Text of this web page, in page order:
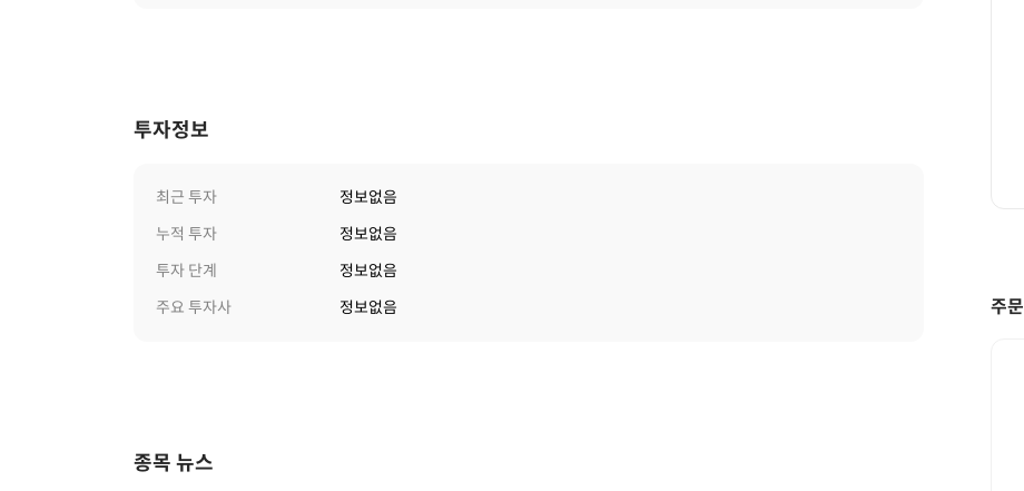
투자정보
최근 투자
정보없음
누적 투자
정보없음
투자 단계
정보없음
주요 투자사
정보없음
종목 뉴스
주문